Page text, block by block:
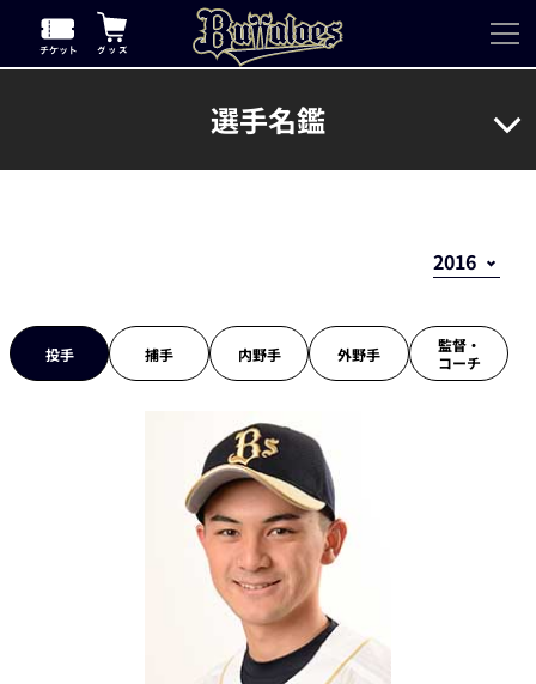
選手名鑑
投手 捕手 内野手 外野手
監督・
コーチ